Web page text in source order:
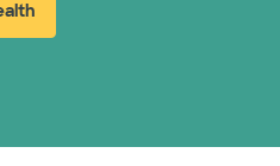
nueva)